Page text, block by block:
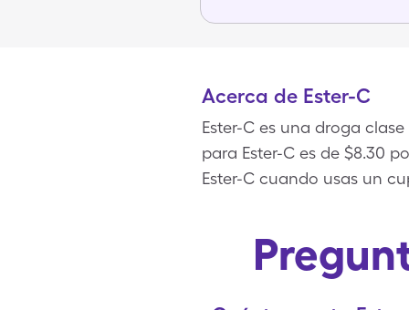
Acerca de Ester-C
Ester-C es una droga
para Ester-C es de $8.30
Ester-C cuando usas un